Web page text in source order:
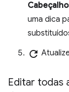
uma dica
refresh
Editar todas